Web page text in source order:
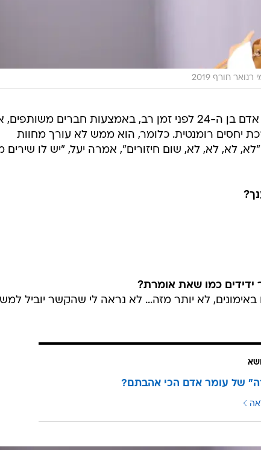
רנואר חורף 2019
שלביה בת ה-17, מספרת שהכירה את אדם בן ה-24 לפני זמן רב, באמצעות חברים
יחסים רומנטית. כלומר, הוא ממש לא עורך מחוות
"לא, לא, לא, לא, שום חיזורים", אמרה יעל, "יש לו
כמו שאת אומרת?
לא יותר מזה... לא נראה לי שהקשר יוביל
של עומר אדם הכי אהבתם?